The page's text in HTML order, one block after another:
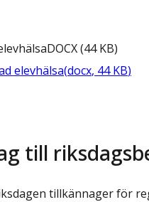
DOCX(44 KB)
elevhälsa(docx, 44 KB)
till
tillkännager för